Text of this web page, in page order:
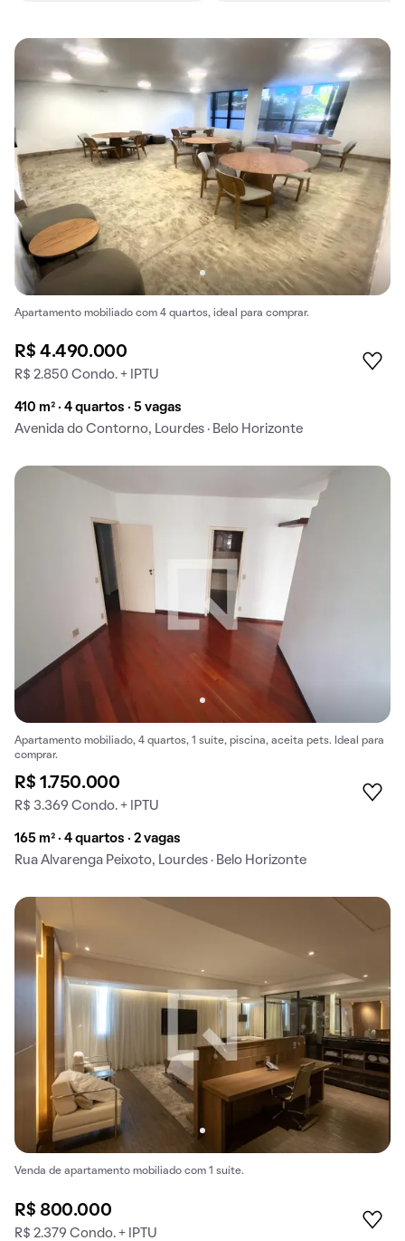
Apartamento mobiliado com 4 quartos, ideal para comprar.
R$ 4.490.000
R$ 2.850 Condo. + IPTU
410 m² · 4 quartos · 5 vagas
Avenida do Contorno, Lourdes · Belo Horizonte
Apartamento mobiliado, 4 quartos, 1 suíte, piscina, aceita pets. Ideal para
comprar.
R$ 1.750.000
R$ 3.369 Condo. + IPTU
165 m² · 4 quartos · 2 vagas
Rua Alvarenga Peixoto, Lourdes · Belo Horizonte
Venda de apartamento mobiliado com 1 suíte.
R$ 800.000
R$ 2.379 Condo. + IPTU